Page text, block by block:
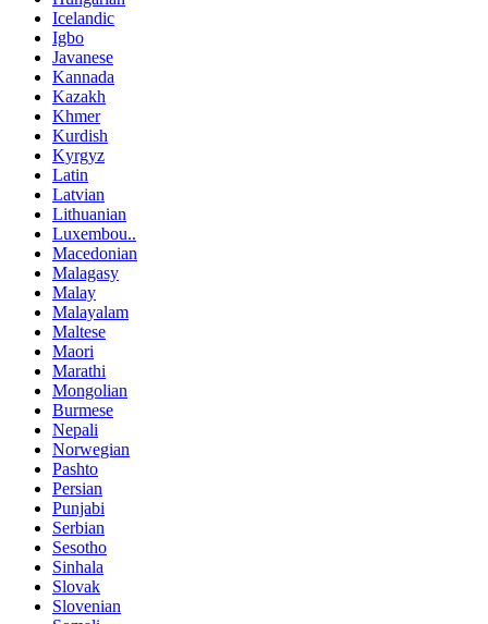
Icelandic
Igbo
Javanese
Kannada
Kazakh
Khmer
Kurdish
Kyrgyz
Latin
Latvian
Lithuanian
Luxembou..
Macedonian
Malagasy
Malay
Malayalam
Maltese
Maori
Marathi
Mongolian
Burmese
Nepali
Norwegian
Pashto
Persian
Punjabi
Serbian
Sesotho
Sinhala
Slovak
Slovenian